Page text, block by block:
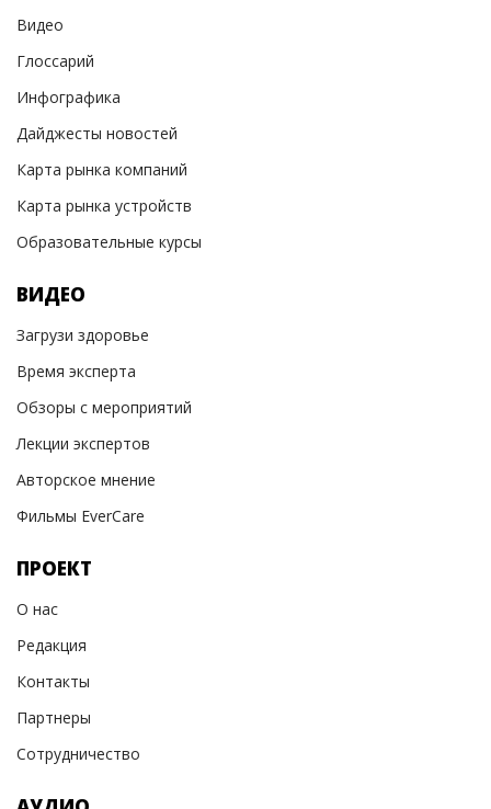
Видео
Глоссарий
Инфографика
Дайджесты новостей
Карта рынка компаний
Карта рынка устройств
Образовательные курсы
ВИДЕО
Загрузи здоровье
Время эксперта
Обзоры с мероприятий
Лекции экспертов
Авторское мнение
Фильмы EverCare
ПРОЕКТ
О нас
Редакция
Контакты
Партнеры
Сотрудничество